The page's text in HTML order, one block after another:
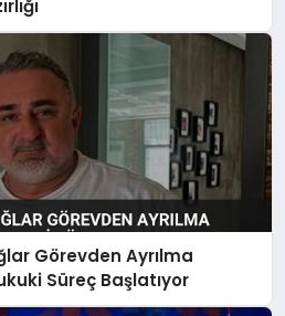
Görevden Ayrılma
Süreç Başlatıyor